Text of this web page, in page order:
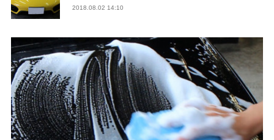
2018.08.02 14:10